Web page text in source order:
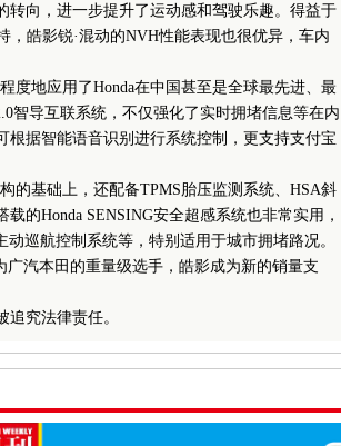
向，进一步提升了运动感和驾驶乐趣。得益于
皓影锐·混动的NVH性能表现也很优异，车内
地应用了Honda在中国甚至是全球最先进、最
智导互联系统，不仅强化了实时拥堵信息等在内
据智能语音识别进行系统控制，更支持支付宝
基础上，还配备TPMS胎压监测系统、HSA斜
的Honda SENSING安全超感系统也非常实用，
巡航控制系统等，特别适用于城市拥堵路况。
汽本田的重量级选手，皓影成为新的销量支
究法律责任。